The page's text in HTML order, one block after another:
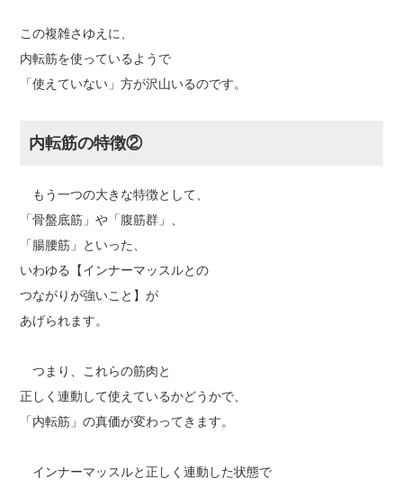
この複雑さゆえに、
内転筋を使っているようで
「使えていない」方が沢山いるのです。
内転筋の特徴②
もう一つの大きな特徴として、
「骨盤底筋」や「腹筋群」、
「腸腰筋」といった、
いわゆる【インナーマッスルとの
つながりが強いこと】が
あげられます。
つまり、これらの筋肉と
正しく連動して使えているかどうかで、
「内転筋」の真価が変わってきます。
インナーマッスルと正しく連動した状態で